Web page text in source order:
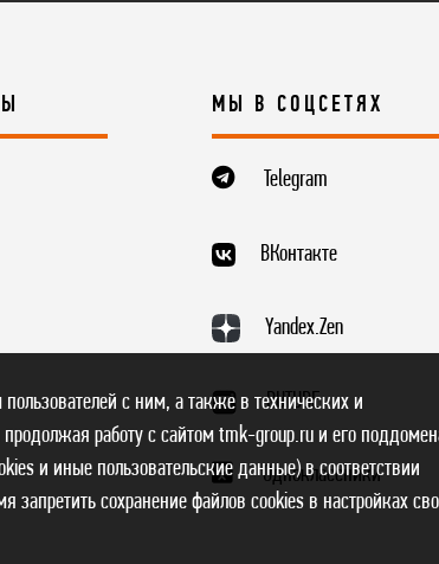
МЫ В СОЦСЕТЯХ
Telegram
ВКонтакте
Yandex.Zen
RUTUBE
Одноклассники
с ним, а также в технических и
работу с сайтом tmk-group.ru и его
и иные пользовательские данные) в соответствии
сохранение файлов cookies в настройках